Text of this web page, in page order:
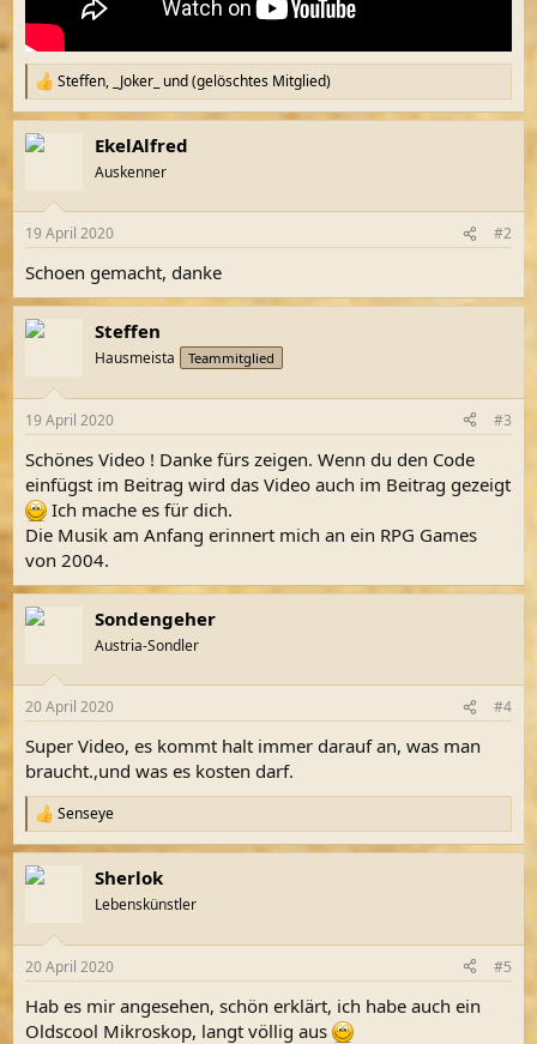
R
e
a
k
e
:
Steffen, _Joker_ und(gelöschtes Mitglied)
EkelAlfred
Auskenner
19 April 2020 #2
Schoen gemacht, danke
Steffen
Hausmeista Teammitglied
19 April 2020 #3
Schönes Video ! Danke fürs zeigen. Wenn du den Code
einfügst im Beitrag wird das Video auch im Beitrag gezeigt
Ich mache es für dich.
Die Musik am Anfang erinnert mich an ein RPG Games
von 2004.
Sondengeher
Austria-Sondler
20 April 2020 #4
Super Video, es kommt halt immer darauf an, was man
braucht.,und was es kosten darf.
R
e
a
k
e
:
Senseye
Sherlok
Lebenskünstler
20 April 2020 #5
Hab es mir angesehen, schön erklärt, ich habe auch ein
Oldscool Mikroskop, langt völlig aus